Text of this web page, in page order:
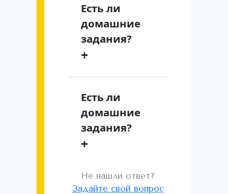
Есть ли
домашние
задания?
+
Есть ли
домашние
задания?
+
Не нашли ответ?
Задайте свой вопрос